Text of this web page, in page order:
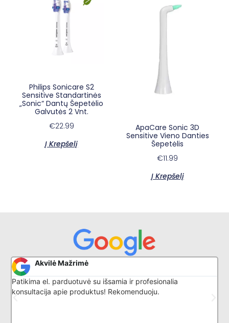
Philips Sonicare S2
Sensitive Standartinės
„Sonic“ Dantų Šepetėlio
Galvutės 2 Vnt.
€22.99
Į Krepšelį
ApaCare Sonic 3D
Sensitive Vieno Danties
Šepetėlis
€11.99
Į Krepšelį
Akvilė Mažrimė
Patikima el. parduotuvė su išsamia ir profesionalia
konsultacija apie produktus! Rekomenduoju.
E-sypsena DI odontologas